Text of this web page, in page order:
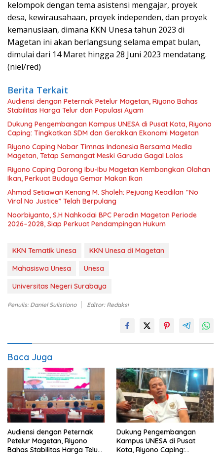
kelompok dengan tema asistensi mengajar, proyek
desa, kewirausahaan, proyek independen, dan proyek
kemanusiaan, dimana KKN Unesa tahun 2023 di
Magetan ini akan berlangsung selama empat bulan,
dimulai dari 14 Maret hingga 28 Juni 2023 mendatang.
(niel/red)
Berita Terkait
Audiensi dengan Peternak Petelur Magetan, Riyono Bahas
Stabilitas Harga Telur dan Populasi Ayam
Dukung Pengembangan Kampus UNESA di Pusat Kota, Riyono
Caping: Tingkatkan SDM dan Gerakkan Ekonomi Magetan
Riyono Caping Nobar Timnas Indonesia Bersama Media
Magetan, Tetap Semangat Meski Garuda Gagal Lolos
Riyono Caping Dorong Ibu-Ibu Magetan Kembangkan Olahan
Ikan, Perkuat Budaya Gemar Makan Ikan
Ahmad Setiawan Kenang M. Sholeh: Pejuang Keadilan “No
Viral No Justice” Telah Berpulang
Noorbiyanto, S.H Nahkodai BPC Peradin Magetan Periode
2026–2028, Siap Perkuat Pendampingan Hukum
KKN Tematik Unesa
KKN Unesa di Magetan
Mahasiswa Unesa
Unesa
Universitas Negeri Surabaya
Penulis: Daniel Sulistiono Editor: Redaksi
Baca Juga
Audiensi dengan Peternak
Petelur Magetan, Riyono
Bahas Stabilitas Harga Telur
Dukung Pengembangan
Kampus UNESA di Pusat
Kota, Riyono Caping: